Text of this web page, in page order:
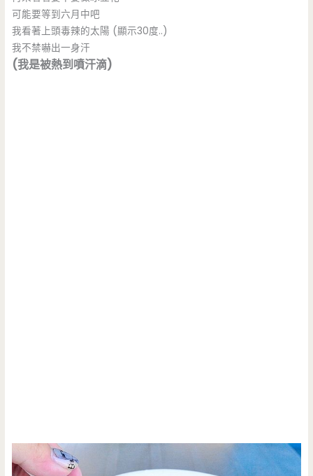
可能要等到六月中吧
我看著上頭毒辣的太陽 (顯示30度..)
我不禁嚇出一身汗
(我是被熱到噴汗滴)